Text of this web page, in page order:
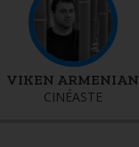
VIKEN ARMENIAN
CINÉASTE